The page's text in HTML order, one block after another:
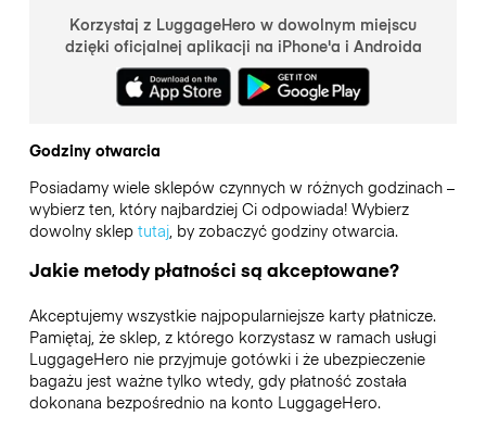
Korzystaj z LuggageHero w dowolnym miejscu
dzięki oficjalnej aplikacji na iPhone'a i Androida
Godziny otwarcia
Posiadamy wiele sklepów czynnych w różnych godzinach –
wybierz ten, który najbardziej Ci odpowiada! Wybierz
dowolny sklep tutaj, by zobaczyć godziny otwarcia.
Jakie metody płatności są akceptowane?
Akceptujemy wszystkie najpopularniejsze karty płatnicze.
Pamiętaj, że sklep, z którego korzystasz w ramach usługi
LuggageHero nie przyjmuje gotówki i że ubezpieczenie
bagażu jest ważne tylko wtedy, gdy płatność została
dokonana bezpośrednio na konto LuggageHero.